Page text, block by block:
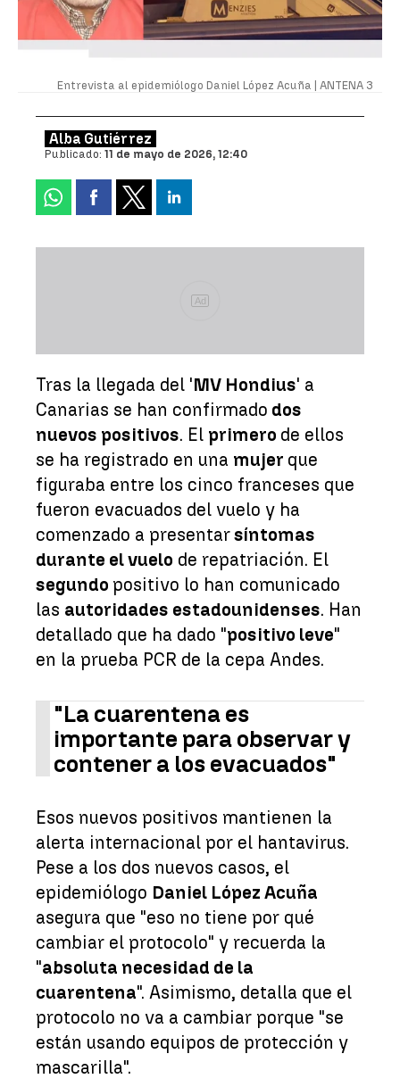
Entrevista al epidemiólogo Daniel López Acuña | ANTENA 3
Alba Gutiérrez
Publicado: 11 de mayo de 2026, 12:40
Ad
Tras la llegada del 'MV Hondius' a
Canarias se han confirmado dos
nuevos positivos. El primero de ellos
se ha registrado en una mujer que
figuraba entre los cinco franceses que
fueron evacuados del vuelo y ha
comenzado a presentarsíntomas
durante el vuelo de repatriación. El
segundo positivo lo han comunicado
las autoridades estadounidenses. Han
detallado que ha dado "positivo leve"
en la prueba PCR de la cepa Andes.
"La cuarentena es
importante para observar y
contener a los evacuados"
Esos nuevos positivos mantienen la
alerta internacional por el hantavirus.
Pese a los dos nuevos casos, el
epidemiólogo Daniel López Acuña
asegura que "eso no tiene por qué
cambiar el protocolo" y recuerda la
"absoluta necesidad de la
cuarentena". Asimismo, detalla que el
protocolo no va a cambiar porque "se
están usando equipos de protección y
mascarilla".